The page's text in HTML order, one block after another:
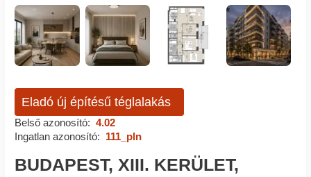
Eladó új építésű téglalakás
Belső azonosító: 4.02
Ingatlan azonosító: 111_pln
BUDAPEST, XIII. KERÜLET,